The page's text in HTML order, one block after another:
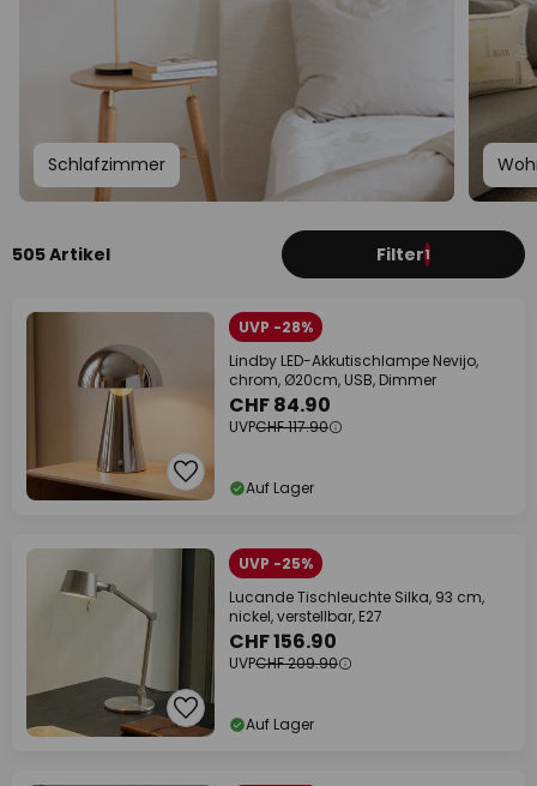
Schlafzimmer
505 Artikel Filter1
UVP -28%
Lindby LED-Akkutischlampe Nevijo,
chrom, Ø20cm, USB, Dimmer
CHF 84.90
UVPCHF 117.90
Auf Lager
UVP -25%
Lucande Tischleuchte Silka, 93 cm,
nickel, verstellbar, E27
CHF 156.90
UVPCHF 209.90
Auf Lager